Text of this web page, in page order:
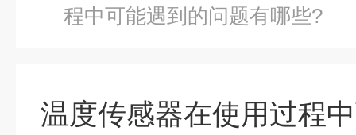
程中可能遇到的问题有哪些?
温度传感器在使用过程